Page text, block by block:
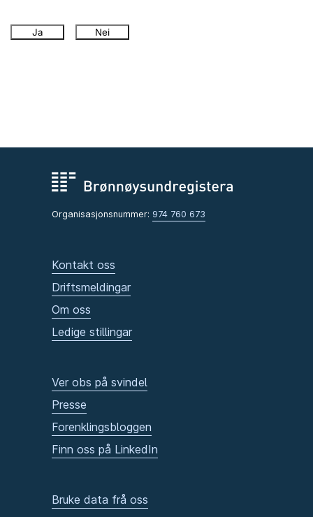
Ja Nei
Organisasjonsnummer: 974 760 673
Kontakt oss
Driftsmeldingar
Om oss
Ledige stillingar
Ver obs på svindel
Presse
Forenklingsbloggen
Finn oss på LinkedIn
Bruke data frå oss